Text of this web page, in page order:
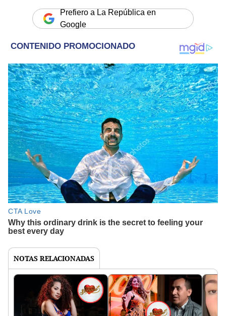
Prefiero a La República en
Google
NOTAS RELACIONADAS